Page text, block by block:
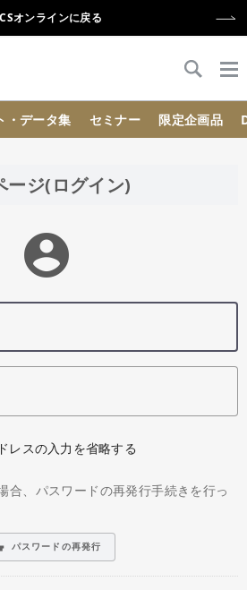
オンラインに戻る
・データ集 セミナー 限定企画品
ージ(ログイン)
account_circle
レスの入力を省略する
合、パスワードの再発行手続きを行っ
パスワードの再発行